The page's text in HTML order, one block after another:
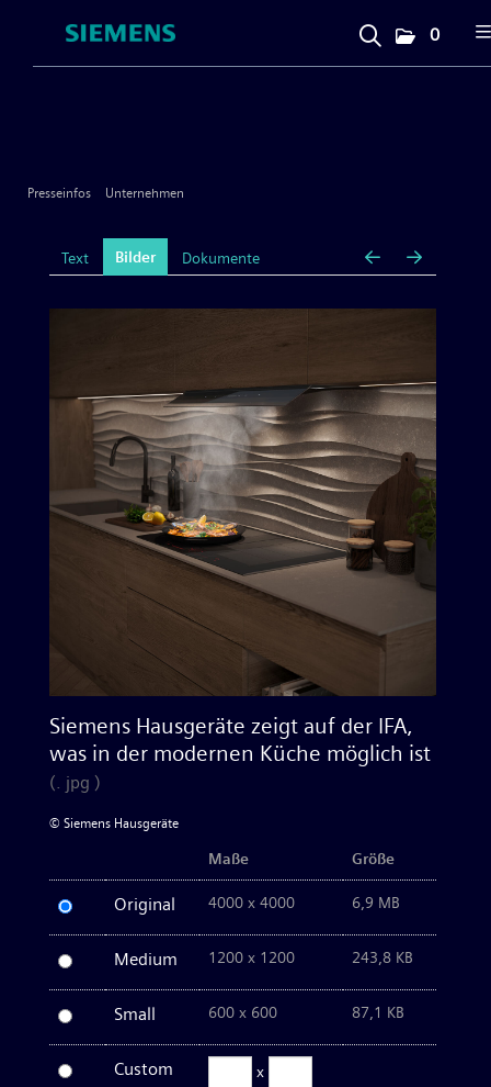
0
Allgemeines & Marke
Messen
Großgeräte
Kleingeräte
Bilder zum Download
Presseinfos Unternehmen
Text Bilder Dokumente
Siemens Hausgeräte zeigt auf der IFA,
was in der modernen Küche möglich ist
(. jpg )
© Siemens Hausgeräte
Maße Größe
Original 4000 x 4000 6,9 MB
Medium 1200 x 1200 243,8 KB
Small 600 x 600 87,1 KB
Custom x